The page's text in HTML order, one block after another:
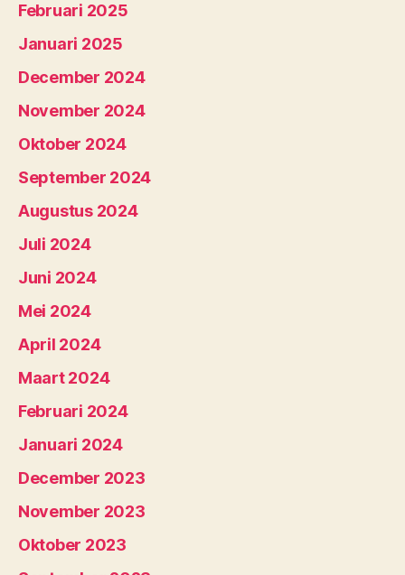
Februari 2025
Januari 2025
December 2024
November 2024
Oktober 2024
September 2024
Augustus 2024
Juli 2024
Juni 2024
Mei 2024
April 2024
Maart 2024
Februari 2024
Januari 2024
December 2023
November 2023
Oktober 2023